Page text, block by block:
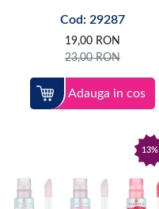
Cod: 29287
19,00 RON
23,00RON
Adauga in cos
13%